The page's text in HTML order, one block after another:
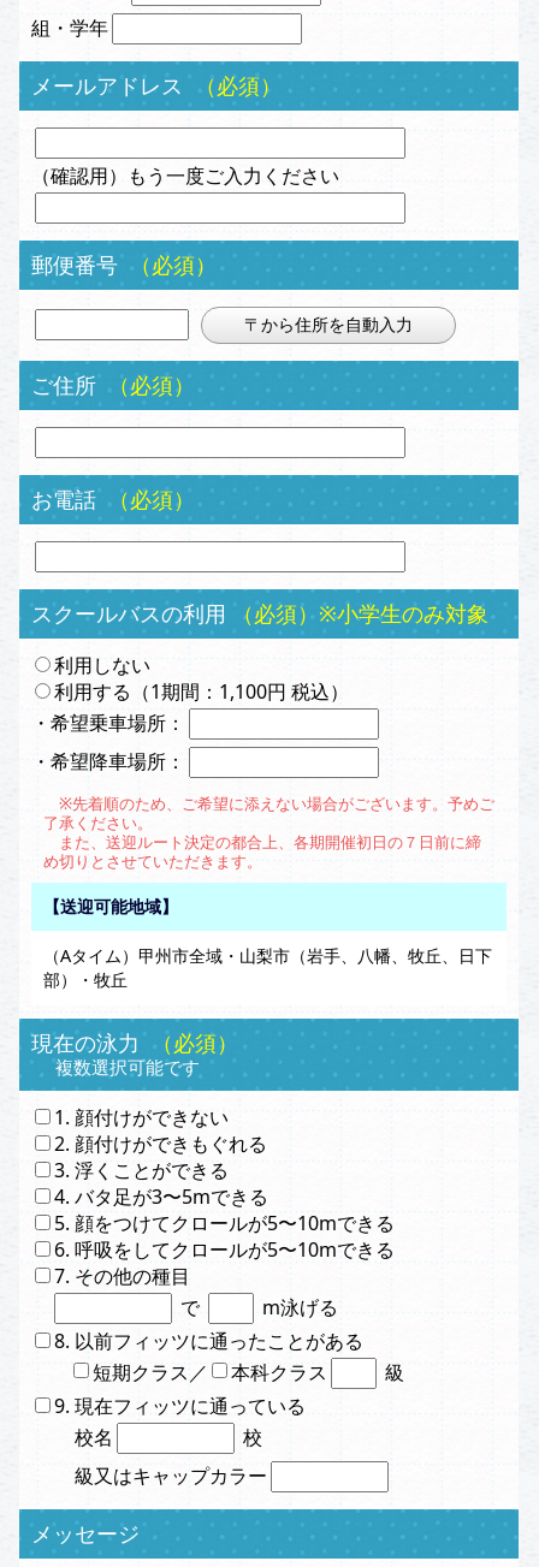
組・学年
メールアドレス （必須）
（確認用）もう一度ご入力ください
郵便番号 （必須）
ご住所 （必須）
お電話 （必須）
スクールバスの利用 （必須）※小学生のみ対象
利用しない
利用する（1期間：1,100円 税込）
・希望乗車場所：
・希望降車場所：
※先着順のため、ご希望に添えない場合がございます。予めご
了承ください。
また、送迎ルート決定の都合上、各期開催初日の７日前に締
め切りとさせていただきます。
【送迎可能地域】
（Aタイム）甲州市全域・山梨市（岩手、八幡、牧丘、日下
部）・牧丘
現在の泳力 （必須）
複数選択可能です
1. 顔付けができない
2. 顔付けができもぐれる
3. 浮くことができる
4. バタ足が3〜5mできる
5. 顔をつけてクロールが5〜10mできる
6. 呼吸をしてクロールが5〜10mできる
7. その他の種目
で
m泳げる
8. 以前フィッツに通ったことがある
短期クラス／
本科クラス
級
9. 現在フィッツに通っている
校名
校
級又はキャップカラー
メッセージ